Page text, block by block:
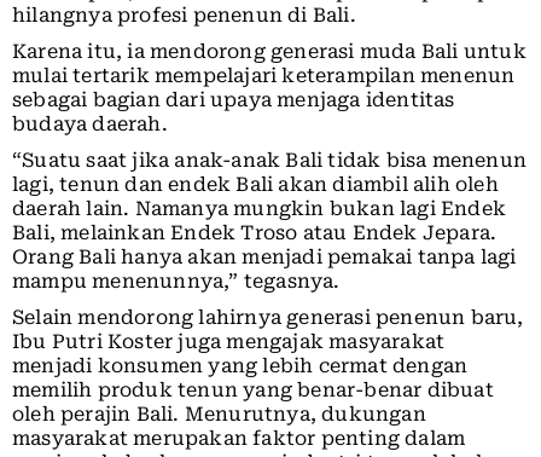
hilangnya profesi penenun di Bali.
Karena itu, ia mendorong generasi muda Bali untuk
mulai tertarik mempelajari keterampilan menenun
sebagai bagian dari upaya menjaga identitas
budaya daerah.
“Suatu saat jika anak-anak Bali tidak bisa menenun
lagi, tenun dan endek Bali akan diambil alih oleh
daerah lain. Namanya mungkin bukan lagi Endek
Bali, melainkan Endek Troso atau Endek Jepara.
Orang Bali hanya akan menjadi pemakai tanpa lagi
mampu menenunnya,” tegasnya.
Selain mendorong lahirnya generasi penenun baru,
Ibu Putri Koster juga mengajak masyarakat
menjadi konsumen yang lebih cermat dengan
memilih produk tenun yang benar-benar dibuat
oleh perajin Bali. Menurutnya, dukungan
masyarakat merupakan faktor penting dalam